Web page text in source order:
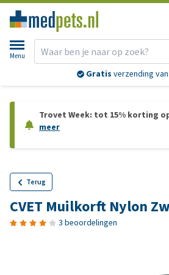
Menu
Gratis verzending
Trovet Week: tot 15% korting
meer
Terug
CVET Muilkorft Nylon
3 beoordelingen